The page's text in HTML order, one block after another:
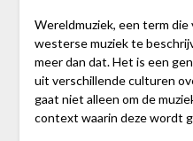
Wereldmuziek, een term
westerse muziek te
meer dan dat. Het is een
uit verschillende culturen
gaat niet alleen om de
context waarin deze wordt